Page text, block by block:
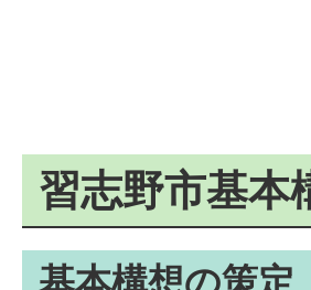
習志野市基本
基本構想の策定